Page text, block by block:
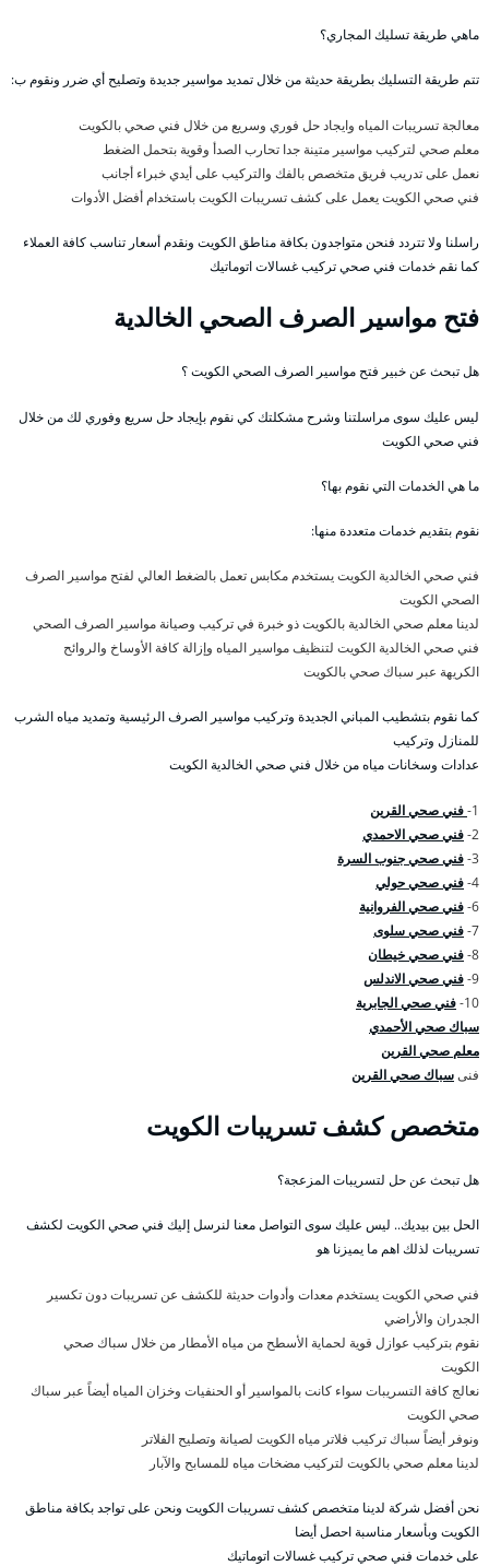
ماهي طريقة تسليك المجاري؟
تتم طريقة التسليك بطريقة حديثة من خلال تمديد مواسير جديدة وتصليح أي ضرر ونقوم ب:
معالجة تسريبات المياه وايجاد حل فوري وسريع من خلال فني صحي بالكويت
معلم صحي لتركيب مواسير متينة جدا تحارب الصدأ وقوية بتحمل الضغط
نعمل على تدريب فريق متخصص بالفك والتركيب على أيدي خبراء أجانب
فني صحي الكويت يعمل على كشف تسريبات الكويت باستخدام أفضل الأدوات
راسلنا ولا تتردد فنحن متواجدون بكافة مناطق الكويت ونقدم أسعار تناسب كافة العملاء
كما نقم خدمات فني صحي تركيب غسالات اتوماتيك
فتح مواسير الصرف الصحي الخالدية
هل تبحث عن خبير فتح مواسير الصرف الصحي الكويت ؟
ليس عليك سوى مراسلتنا وشرح مشكلتك كي نقوم بإيجاد حل سريع وفوري لك من خلال
فني صحي الكويت
ما هي الخدمات التي نقوم بها؟
نقوم بتقديم خدمات متعددة منها:
فني صحي الخالدية الكويت يستخدم مكابس تعمل بالضغط العالي لفتح مواسير الصرف
الصحي الكويت
لدينا معلم صحي الخالدية بالكويت ذو خبرة في تركيب وصيانة مواسير الصرف الصحي
فني صحي الخالدية الكويت لتنظيف مواسير المياه وإزالة كافة الأوساخ والروائح
الكريهة عبر سباك صحي بالكويت
كما نقوم بتشطيب المباني الجديدة وتركيب مواسير الصرف الرئيسية وتمديد مياه الشرب
للمنازل وتركيب
عدادات وسخانات مياه من خلال فني صحي الخالدية الكويت
1- فني صحي القرين
2- فني صحي الاحمدي
3- فني صحي جنوب السرة
4- فني صحي حولي
6- فني صحي الفروانية
7- فني صحي سلوى
8- فني صحي خيطان
9- فني صحي الاندلس
10- فني صحي الجابرية
سباك صحي الأحمدي
معلم صحي القرين
فنىسباك صحي القرين
متخصص كشف تسريبات الكويت
هل تبحث عن حل لتسريبات المزعجة؟
الحل بين بيديك.. ليس عليك سوى التواصل معنا لنرسل إليك فني صحي الكويت لكشف
تسريبات لذلك اهم ما يميزنا هو
فني صحي الكويت يستخدم معدات وأدوات حديثة للكشف عن تسريبات دون تكسير
الجدران والأراضي
نقوم بتركيب عوازل قوية لحماية الأسطح من مياه الأمطار من خلال سباك صحي
الكويت
نعالج كافة التسريبات سواء كانت بالمواسير أو الحنفيات وخزان المياه أيضاً عبر سباك
صحي الكويت
ونوفر أيضاً سباك تركيب فلاتر مياه الكويت لصيانة وتصليح الفلاتر
لدينا معلم صحي بالكويت لتركيب مضخات مياه للمسابح والآبار
نحن أفضل شركة لدينا متخصص كشف تسريبات الكويت ونحن على تواجد بكافة مناطق
الكويت وبأسعار مناسبة احصل أيضا
على خدمات فني صحي تركيب غسالات اتوماتيك